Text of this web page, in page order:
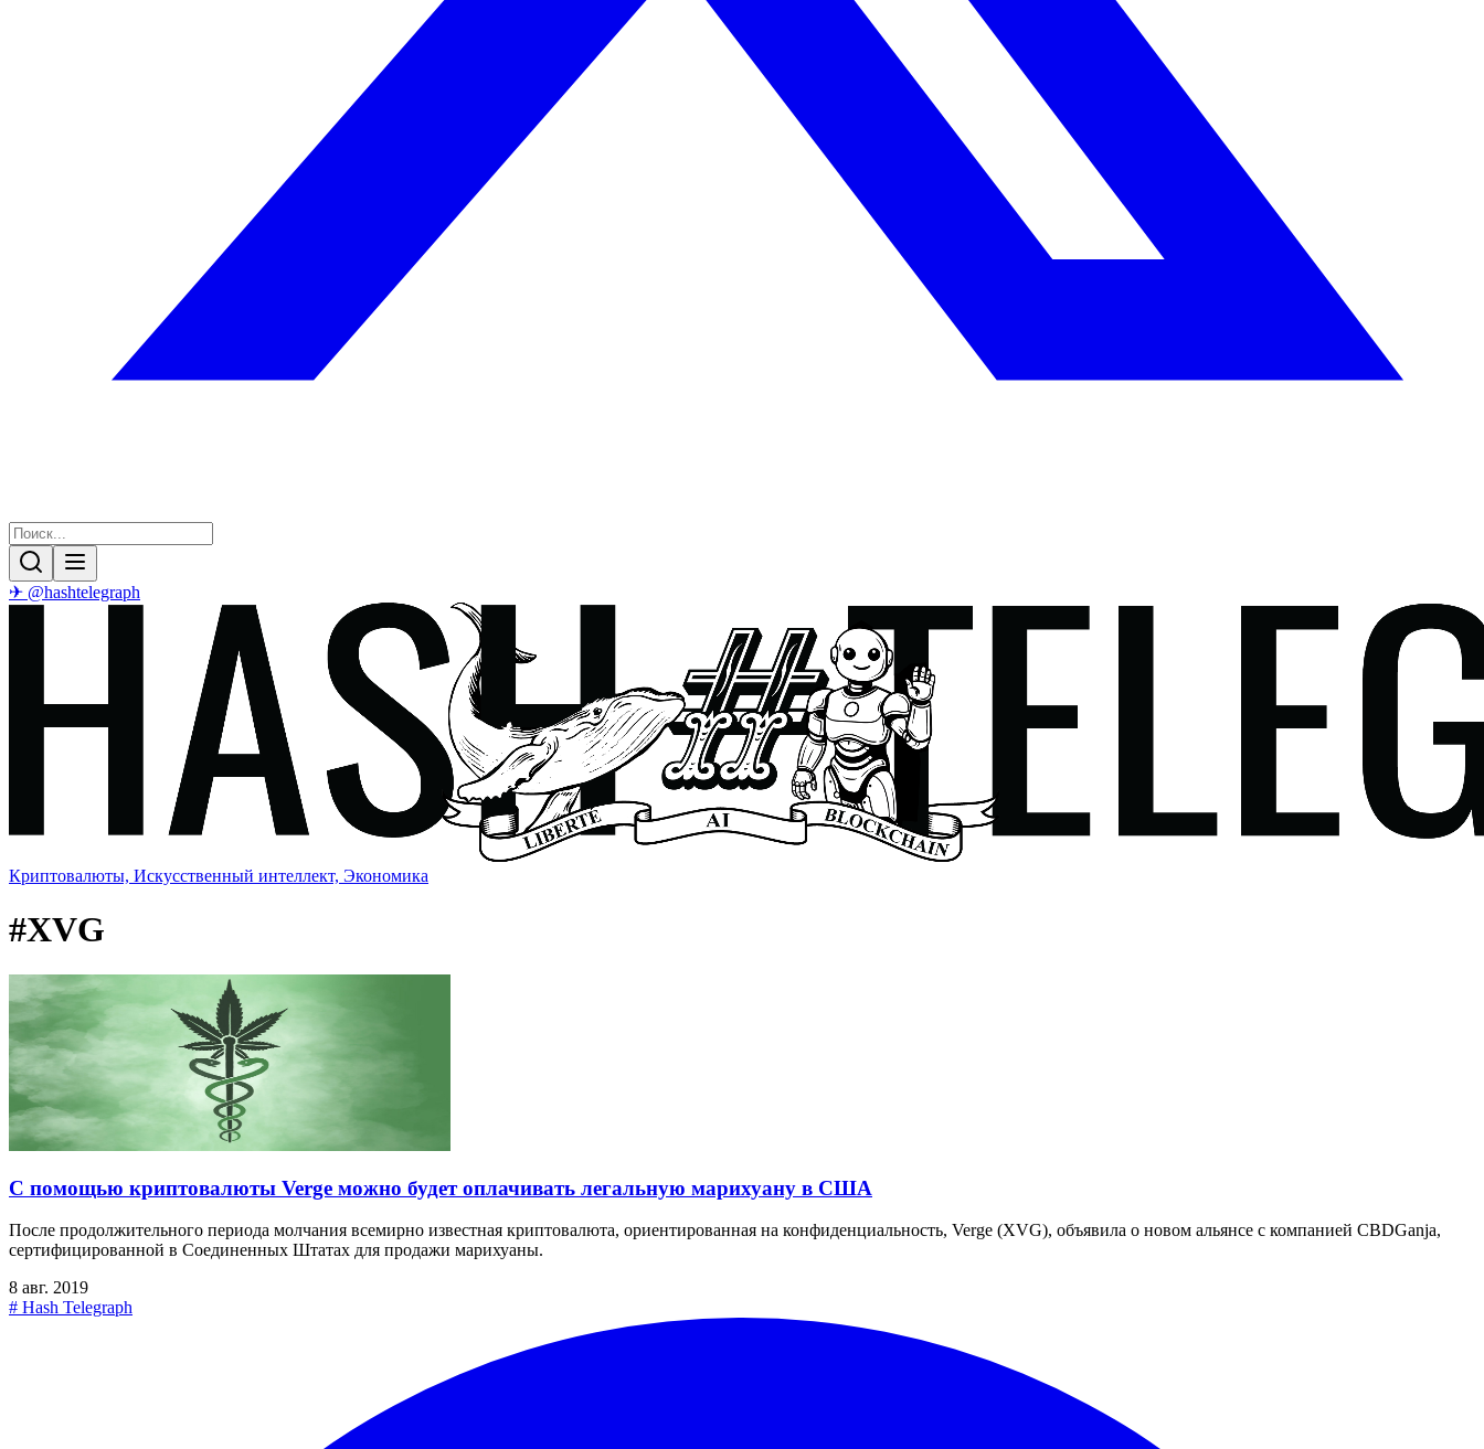
✈ @hashtelegraph
Криптовалюты, Искусственный интеллект, Экономика
#XVG
С помощью криптовалюты Verge можно будет оплачивать легальную марихуану в США
После продолжительного периода молчания всемирно известная криптовалюта, ориентированная на конфиденциальность, Verge (XVG), объявила о новом альянсе с компанией CBDGanja,
сертифицированной в Соединенных Штатах для продажи марихуаны.
8 авг. 2019
# Hash Telegraph